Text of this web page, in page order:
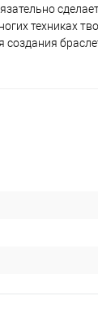
техниках